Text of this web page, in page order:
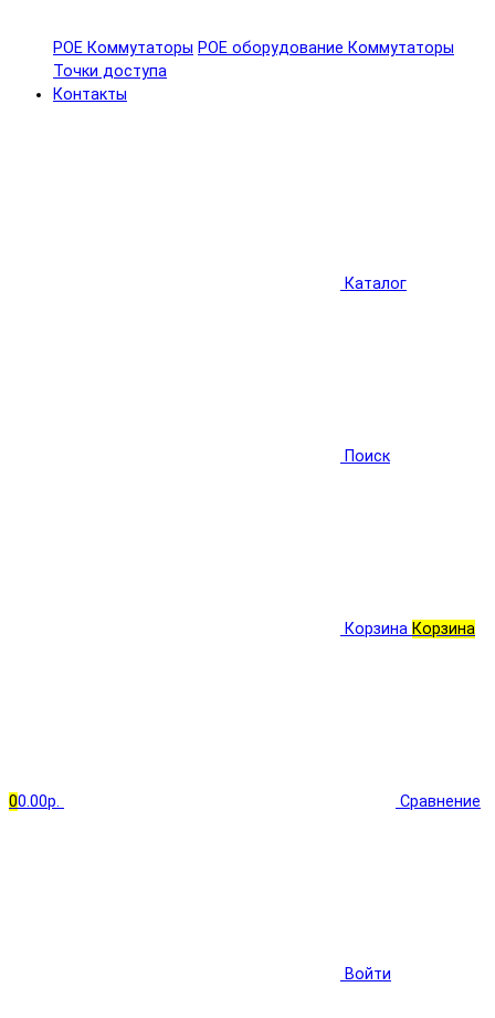
POE Коммутаторы POE оборудование Коммутаторы
Точки доступа
Контакты
Каталог
Поиск
Корзина Корзина
00.00р. Сравнение
Войти